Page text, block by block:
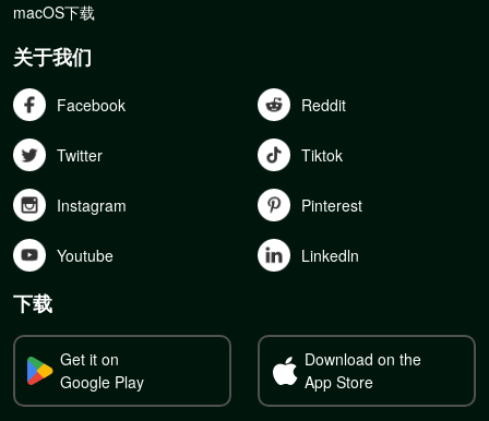
macOS下载
关于我们
Facebook Reddit
Twitter Tiktok
Instagram Pinterest
Youtube Linkedln
下载
Get it on
Google Play
Download on the
App Store